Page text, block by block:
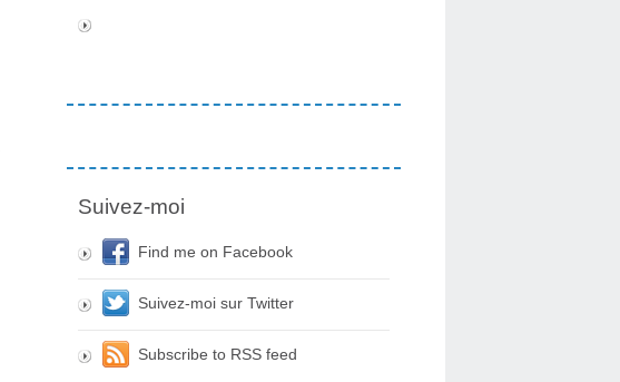
Suivez-moi
Find me on Facebook
Suivez-moi sur Twitter
Subscribe to RSS feed